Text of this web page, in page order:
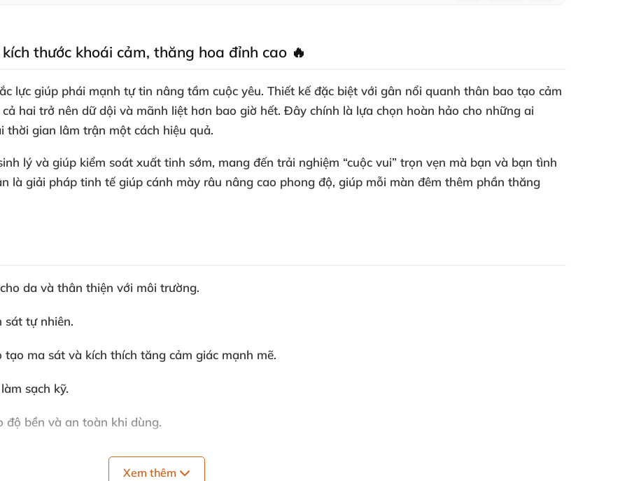
thước khoái cảm, thăng hoa đỉnh cao 🔥
lực giúp phái mạnh tự tin nâng tầm cuộc yêu. Thiết kế đặc biệt với gân nổi quanh thân bao tạo cảm
hai trở nên dữ dội và mãnh liệt hơn bao giờ hết. Đây chính là lựa chọn hoàn hảo cho những ai
thời gian lâm trận một cách hiệu quả.
lý và giúp kiểm soát xuất tinh sớm, mang đến trải nghiệm “cuộc vui” trọn vẹn mà bạn và bạn tình
là giải pháp tinh tế giúp cánh mày râu nâng cao phong độ, giúp mỗi màn đêm thêm phần thăng
da và thân thiện với môi trường.
sát tự nhiên.
ma sát và kích thích tăng cảm giác mạnh mẽ.
sạch kỹ.
độ bền và an toàn khi dùng.
chất lượng sản phẩm lâu dài.
Xem thêm